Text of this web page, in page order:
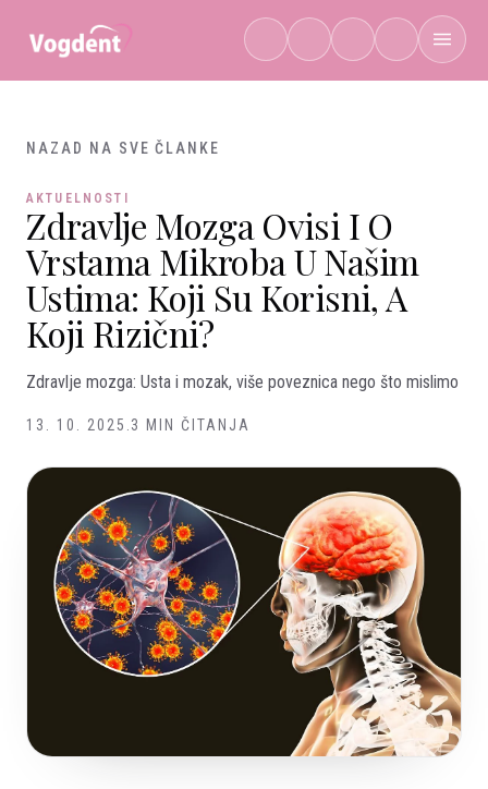
NAZAD NA SVE ČLANKE
AKTUELNOSTI
Zdravlje Mozga Ovisi I O
Vrstama Mikroba U Našim
Ustima: Koji Su Korisni, A
Koji Rizični?
Zdravlje mozga: Usta i mozak, više poveznica nego što mislimo
13. 10. 2025. 3 MIN ČITANJA